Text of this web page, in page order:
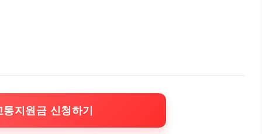
지원금 신청하기